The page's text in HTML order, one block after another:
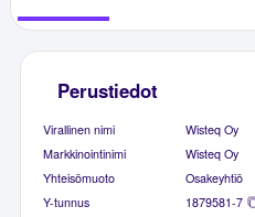
Perustiedot
Virallinen nimi
Wisteq Oy
Markkinointinimi
Wisteq Oy
Yhteisömuoto
Osakeyhtiö
Y-tunnus
1879581-7